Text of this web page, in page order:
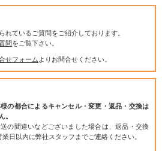
れているご質問をご紹介しております。
問をご覧下さい。
せフォーム よりお問合せください。
の都合によるキャンセル・変更・返品・交換は
。
の間違いなどございました場合は、返品・交換
日以内に弊社スタッフまでご連絡ください。